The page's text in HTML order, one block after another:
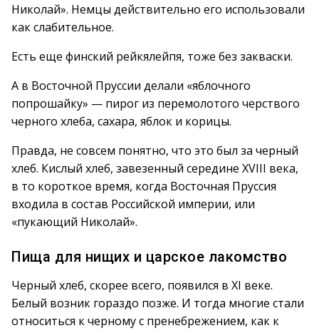
Николай». Немцы действительно его использовали
как слабительное.
Есть еще финский рейкялейпя, тоже без закваски.
А в Восточной Пруссии делали «яблочного
попрошайку» — пирог из перемолотого черствого
черного хлеба, сахара, яблок и корицы.
Правда, не совсем понятно, что это был за черный
хлеб. Кислый хлеб, завезенный середине XVIII века,
в то короткое время, когда Восточная Пруссия
входила в состав Российской империи, или
«пукающий Николай».
Пища для нищих и царское лакомство
Черный хлеб, скорее всего, появился в XI веке.
Белый возник гораздо позже. И тогда многие стали
относиться к черному с пренебрежением, как к